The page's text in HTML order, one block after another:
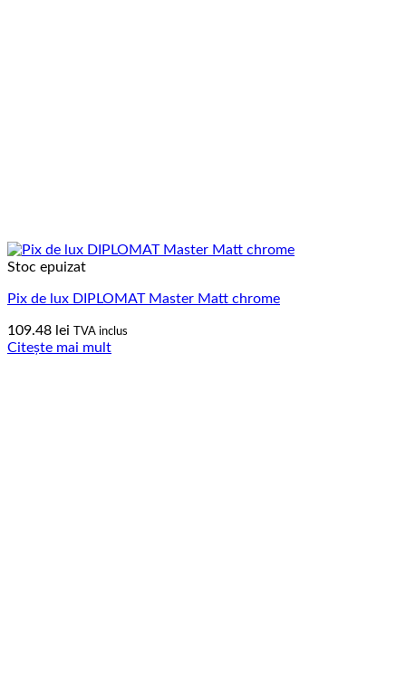
Stoc epuizat
Pix de lux DIPLOMAT Master Matt chrome
109.48 lei TVA inclus
Citește mai mult